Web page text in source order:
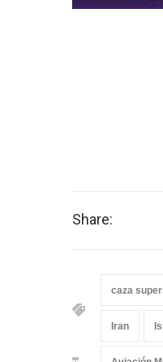
Share:
caza
Iran